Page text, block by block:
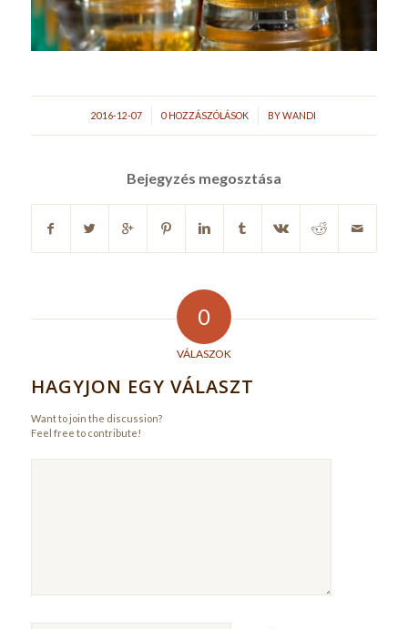
2016-12-07
/ 0 HOZZÁSZÓLÁSOK
/ BYWANDI
Bejegyzés megosztása
0
VÁLASZOK
HAGYJON EGY VÁLASZT
Want to join the discussion?
Feel free to contribute!